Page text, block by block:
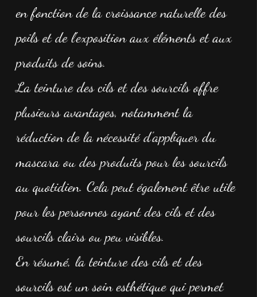
en fonction de la croissance naturelle des
poils et de l'exposition aux éléments et aux
produits de soins.
La teinture des cils et des sourcils offre
plusieurs avantages, notamment la
réduction de la nécessité d'appliquer du
mascara ou des produits pour les sourcils
au quotidien. Cela peut également être utile
pour les personnes ayant des cils et des
sourcils clairs ou peu visibles.
En résumé, la teinture des cils et des
sourcils est un soin esthétique qui permet